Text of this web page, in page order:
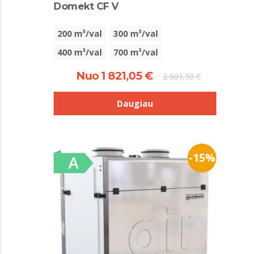
Domekt CF V
200 m³/val
300 m³/val
400 m³/val
700 m³/val
Nuo 1 821,05 € 2 601,50 €
Daugiau
-15%